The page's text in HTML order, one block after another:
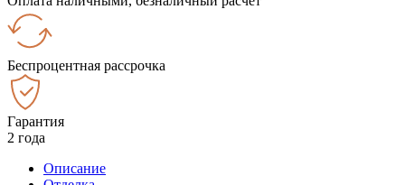
Беспроцентная рассрочка
Гарантия
2 года
Описание